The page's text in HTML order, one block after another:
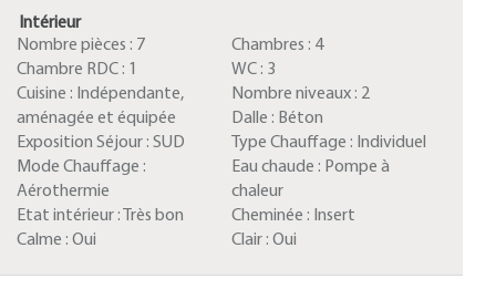
Intérieur
Nombre pièces : 7 Chambres : 4
Chambre RDC : 1 WC : 3
Cuisine : Indépendante,
aménagée et équipée
Nombre niveaux : 2
Dalle : Béton
Exposition Séjour : SUD Type Chauffage : Individuel
Mode Chauffage :
Aérothermie
Eau chaude : Pompe à
chaleur
Etat intérieur :
Très bon Cheminée : Insert
Calme : Oui Clair : Oui